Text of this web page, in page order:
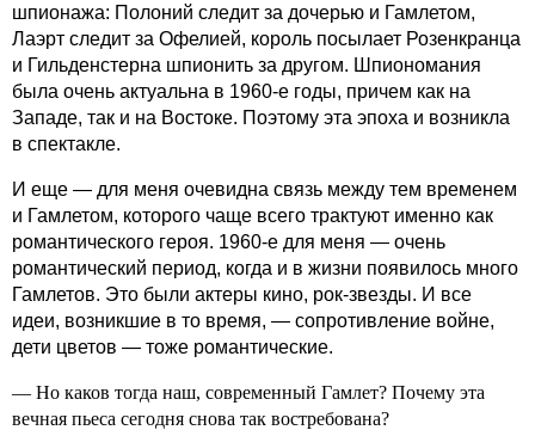
шпионажа: Полоний следит за дочерью и Гамлетом,
Лаэрт следит за Офелией, король посылает Розенкранца
и Гильденстерна шпионить за другом. Шпиономания
была очень актуальна в 1960-е годы, причем как на
Западе, так и на Востоке. Поэтому эта эпоха и возникла
в спектакле.
И еще — для меня очевидна связь между тем временем
и Гамлетом, которого чаще всего трактуют именно как
романтического героя. 1960-е для меня — очень
романтический период, когда и в жизни появилось много
Гамлетов. Это были актеры кино, рок-звезды. И все
идеи, возникшие в то время, — сопротивление войне,
дети цветов — тоже романтические.
— Но каков тогда наш, современный Гамлет? Почему эта
вечная пьеса сегодня снова так востребована?